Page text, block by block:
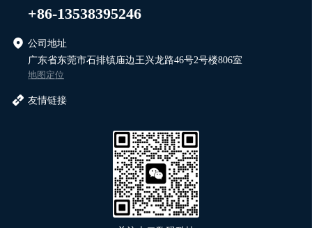
+86-13538395246
公司地址
广东省东莞市石排镇庙边王兴龙路46号2号楼806室
地图定位
友情链接